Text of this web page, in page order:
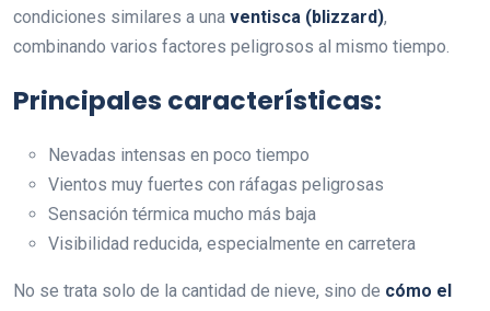
condiciones similares a una ventisca (blizzard),
combinando varios factores peligrosos al mismo tiempo.
Principales características:
Nevadas intensas en poco tiempo
Vientos muy fuertes con ráfagas peligrosas
Sensación térmica mucho más baja
Visibilidad reducida, especialmente en carretera
No se trata solo de la cantidad de nieve, sino de cómo el